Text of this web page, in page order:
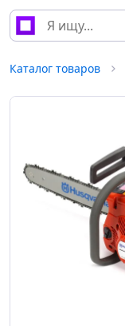
Каталог товаров